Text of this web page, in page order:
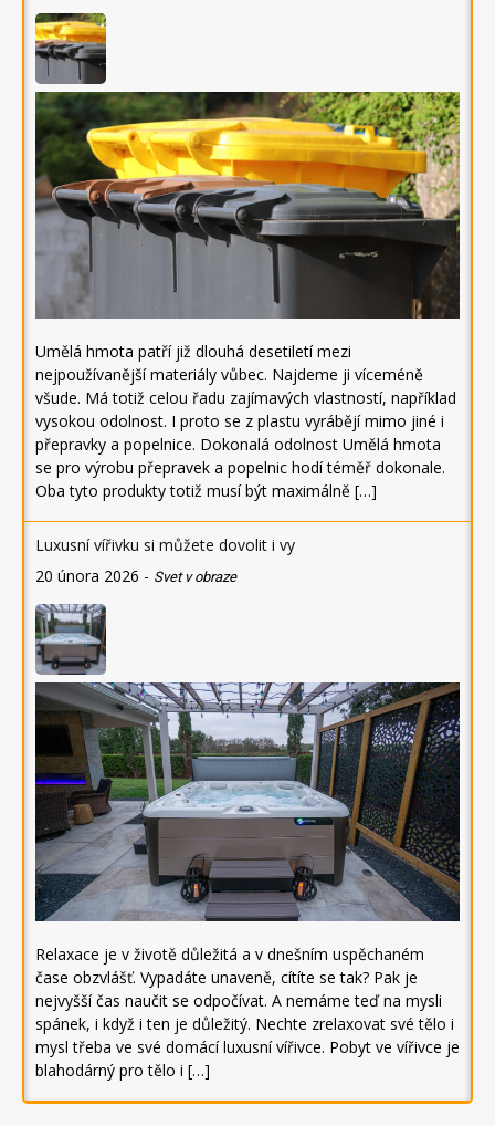
Umělá hmota patří již dlouhá desetiletí mezi
nejpoužívanější materiály vůbec. Najdeme ji víceméně
všude. Má totiž celou řadu zajímavých vlastností, například
vysokou odolnost. I proto se z plastu vyrábějí mimo jiné i
přepravky a popelnice. Dokonalá odolnost Umělá hmota
se pro výrobu přepravek a popelnic hodí téměř dokonale.
Oba tyto produkty totiž musí být maximálně […]
Luxusní vířivku si můžete dovolit i vy
20 února 2026 - Svet v obraze
Relaxace je v životě důležitá a v dnešním uspěchaném
čase obzvlášť. Vypadáte unaveně, cítíte se tak? Pak je
nejvyšší čas naučit se odpočívat. A nemáme teď na mysli
spánek, i když i ten je důležitý. Nechte zrelaxovat své tělo i
mysl třeba ve své domácí luxusní vířivce. Pobyt ve vířivce je
blahodárný pro tělo i […]